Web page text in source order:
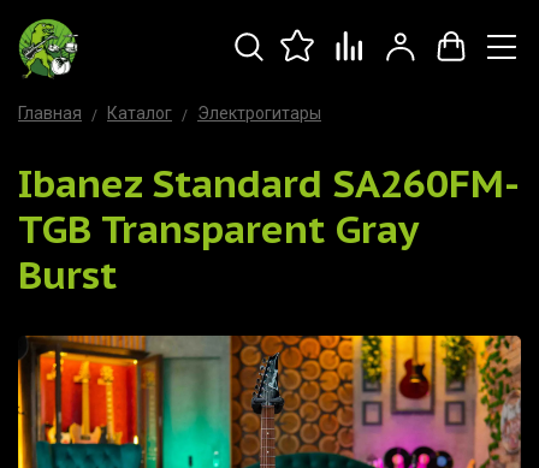
Главная Каталог Электрогитары
Ibanez Standard SA260FM-
TGB Transparent Gray
Burst